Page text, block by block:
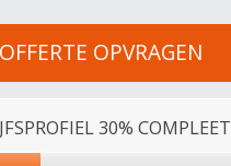
OFFERTE OPVRAGEN
30% COMPLEET